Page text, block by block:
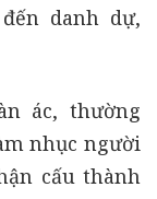
danh dự,
ác, thường
nhục người
cấu thành